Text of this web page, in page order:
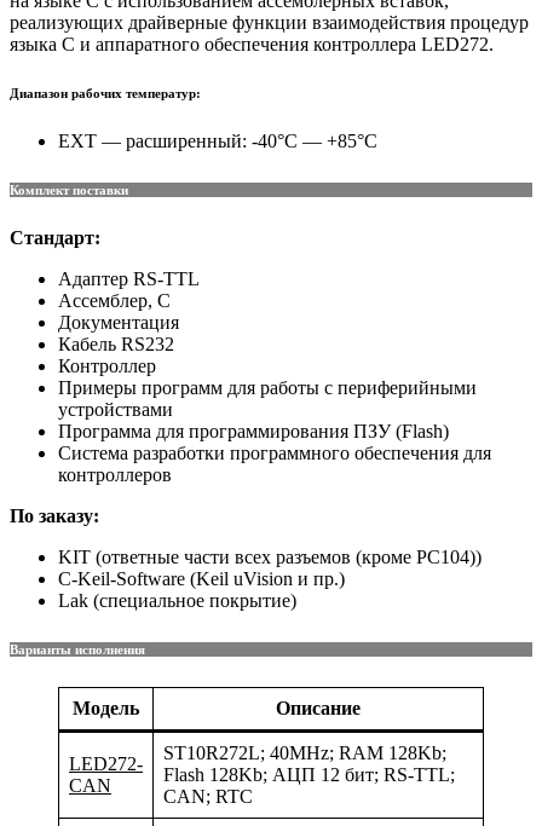
реализующих драйверные функции взаимодействия процедур
языка С и аппаратного обеспечения контроллера LED272.
Диапазон рабочих температур:
EXT — расширенный: -40°C — +85°C
Комплект поставки
Стандарт:
Адаптер RS-TTL
Ассемблер, C
Документация
Кабель RS232
Контроллер
Примеры программ для работы с периферийными
устройствами
Программа для программирования ПЗУ (Flash)
Система разработки программного обеспечения для
контроллеров
По заказу:
KIT (ответные части всех разъемов (кроме PC104))
C-Keil-Software (Keil uVision и пр.)
Lak (специальное покрытие)
Варианты исполнения
Модель Описание
LED272-
CAN
ST10R272L; 40MHz; RAM 128Kb;
Flash 128Kb; АЦП 12 бит; RS-TTL;
CAN; RTC